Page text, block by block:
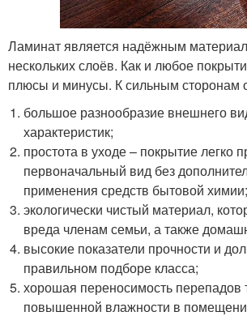
Ламинат является надёжным
нескольких слоёв. Как и любое
плюсы и минусы. К сильным сторонам
большое разнообразие внешнего
характеристик;
простота в уходе – покрытие легко
первоначальный вид без
применения средств бытовой химии;
экологически чистый материал,
вреда членам семьи, а также
высокие показатели прочности и
правильном подборе класса;
хорошая переносимость перепадов
повышенной влажности в